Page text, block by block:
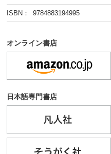
ISBN： 9784883194995
オンライン書店
日本語専門書店